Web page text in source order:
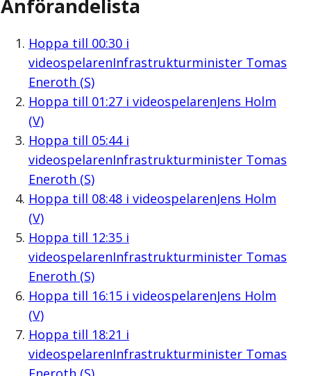
Anförandelista
Hoppa till 00:30i
videospelarenInfrastrukturminister Tomas
Eneroth (S)
Hoppa till 01:27i videospelarenJens Holm
(V)
Hoppa till 05:44i
videospelarenInfrastrukturminister Tomas
Eneroth (S)
Hoppa till 08:48i videospelarenJens Holm
(V)
Hoppa till 12:35i
videospelarenInfrastrukturminister Tomas
Eneroth (S)
Hoppa till 16:15i videospelarenJens Holm
(V)
Hoppa till 18:21 i
videospelarenInfrastrukturminister Tomas